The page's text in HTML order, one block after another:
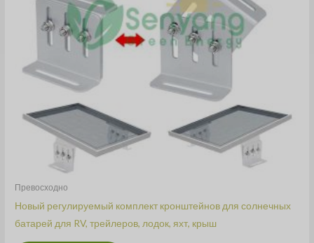
Превосходно
Новый регулируемый комплект кронштейнов для солнечных
батарей для RV, трейлеров, лодок, яхт, крыш